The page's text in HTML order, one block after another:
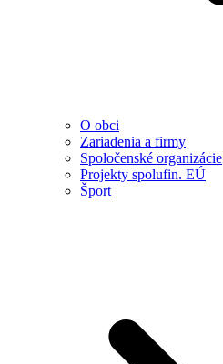
O obci
Zariadenia a firmy
Spoločenské organizácie
Projekty spolufin. EÚ
Šport